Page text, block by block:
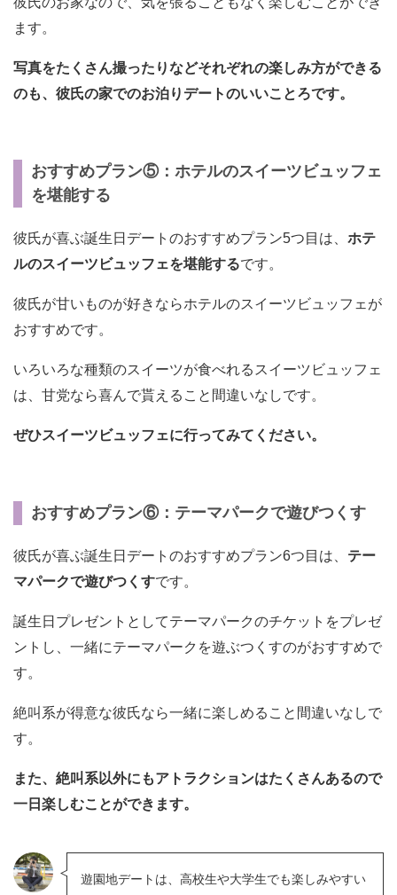
ます。
写真をたくさん撮ったりなどそれぞれの楽しみ方ができる
のも、彼氏の家でのお泊りデートのいいことろです。
おすすめプラン⑤：ホテルのスイーツビュッフェ
を堪能する
彼氏が喜ぶ誕生日デートのおすすめプラン5つ目は、 ホテ
ルのスイーツビュッフェを堪能するです。
彼氏が甘いものが好きならホテルのスイーツビュッフェが
おすすめです。
いろいろな種類のスイーツが食べれるスイーツビュッフェ
は、甘党なら喜んで貰えること間違いなしです。
ぜひスイーツビュッフェに行ってみてください。
おすすめプラン⑥：テーマパークで遊びつくす
彼氏が喜ぶ誕生日デートのおすすめプラン6つ目は、 テー
マパークで遊びつくすです。
誕生日プレゼントとしてテーマパークのチケットをプレゼ
ントし、一緒にテーマパークを遊ぶつくすのがおすすめで
す。
絶叫系が得意な彼氏なら一緒に楽しめること間違いなしで
す。
また、絶叫系以外にもアトラクションはたくさんあるので
一日楽しむことができます。
遊園地デートは、高校生や大学生でも楽しみやすい